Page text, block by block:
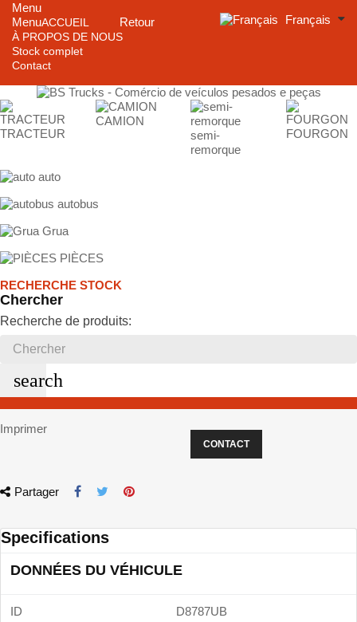
Menu
Menu
Retour
ACCUEIL
À PROPOS DE NOUS
Stock complet
Contact
Français
TRACTEUR
CAMION
semi-
remorque
FOURGON
auto
autobus
Grua
PIÈCES
RECHERCHE STOCK
Chercher
Recherche de produits:
search
Imprimer
CONTACT
Partager
Specifications
DONNÉES DU VÉHICULE
ID D8787UB